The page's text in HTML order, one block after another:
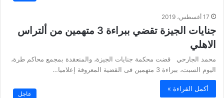
17 أغسطس، 2019
جنايات الجيزة تقضي ببراءة 3 متهمين من ألتراس
الاهلي
محمد الجارحي قضت محكمة جنايات الجيزة، والمنعقدة بمجمع محاكم طرة،
اليوم السبت، ببراءة 3 متهمين فى القضية المعروفة إعلاميا…
أكمل القراءة »
عاجل